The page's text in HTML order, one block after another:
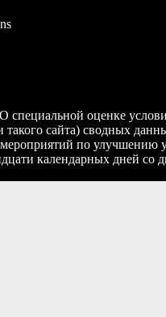
оценке
сайта) сводных
по
календарных дней